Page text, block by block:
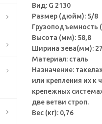
Вид: G 2130
Размер (дюйм): 5/8
Грузоподъемность
Высота (мм): 58,8
Ширина зева(мм): 27
Материал: сталь
Назначение:
или крепления их к
крепежных
две ветви строп.
Вес (кг): 0,76